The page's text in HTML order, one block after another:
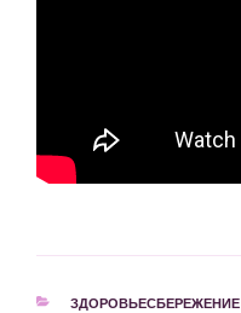
РУБРИКИ
ЗДОРОВЬЕСБЕРЕЖЕНИЕ